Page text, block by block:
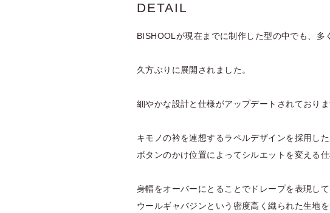
DETAIL
BISHOOLが現在までに制作した型の中でも、多
久方ぶりに展開されました。
細やかな設計と仕様がアップデートされておりま
キモノの衿を連想するラペルデザインを採用した
ボタンのかけ位置によってシルエットを変える仕
身幅をオーバーにとることでドレープを表現して
ウールギャバジンという密度高く織られた生地を